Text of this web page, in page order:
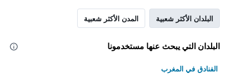
البلدان الأكثر شعبية المدن الأكثر شعبية
البلدان التي يبحث عنها مستخدمونا
الفنادق في المغرب